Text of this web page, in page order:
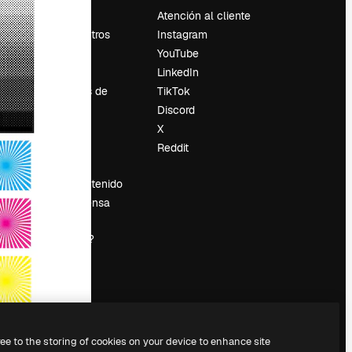
Sobre nosotros
Tendencias de
Vender contenido
Sala de prensa
magnific.ai?
Atención al cliente
Instagram
YouTube
LinkedIn
TikTok
Discord
X
Reddit
to the storing of cookies on your device to enhance site